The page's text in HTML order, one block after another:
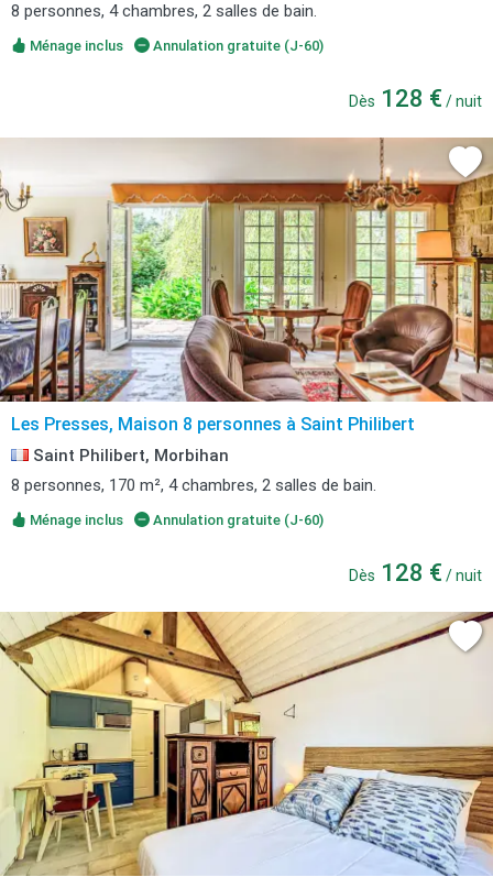
8 personnes, 4 chambres, 2 salles de bain.
Ménage inclus Annulation gratuite (J-60)
Dès 128 € / nuit
Les Presses, Maison 8 personnes à Saint Philibert
Saint Philibert, Morbihan
8 personnes, 170 m², 4 chambres, 2 salles de bain.
Ménage inclus Annulation gratuite (J-60)
Dès 128 € / nuit